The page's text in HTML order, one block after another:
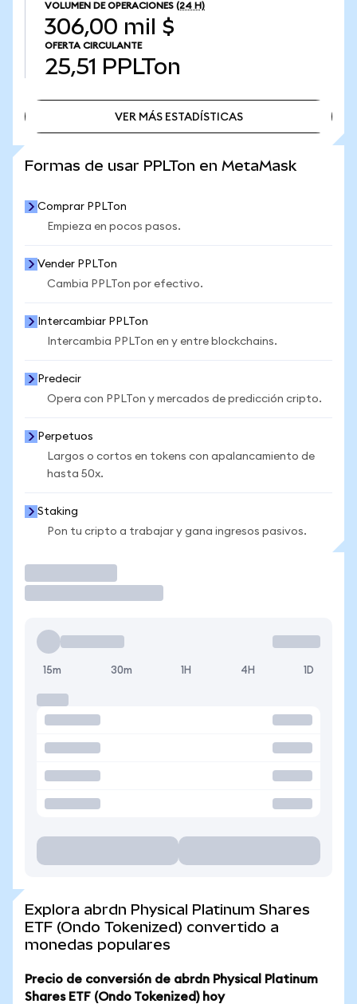
VOLUMEN DE OPERACIONES (24 H)
306,00 mil $
OFERTA CIRCULANTE
25,51 PPLTon
VER MÁS ESTADÍSTICAS
Formas de usar PPLTon en MetaMask
Comprar PPLTon
Empieza en pocos pasos.
Vender PPLTon
Cambia PPLTon por efectivo.
Intercambiar PPLTon
Intercambia PPLTon en y entre blockchains.
Predecir
Opera con PPLTon y mercados de predicción cripto.
Perpetuos
Largos o cortos en tokens con apalancamiento de
hasta 50x.
Staking
Pon tu cripto a trabajar y gana ingresos pasivos.
15m 30m 1H 4H 1D
Explora abrdn Physical Platinum Shares
ETF (Ondo Tokenized) convertido a
monedas populares
Precio de conversión de abrdn Physical Platinum
Shares ETF (Ondo Tokenized) hoy